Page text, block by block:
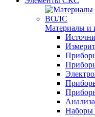
Материалы и
Наборы